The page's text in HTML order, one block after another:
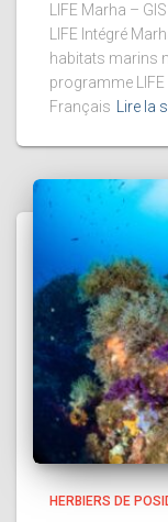
LIFE Marha –
LIFE Intégré
habitats marins
programme
Français Lire la
HERBIERS DE